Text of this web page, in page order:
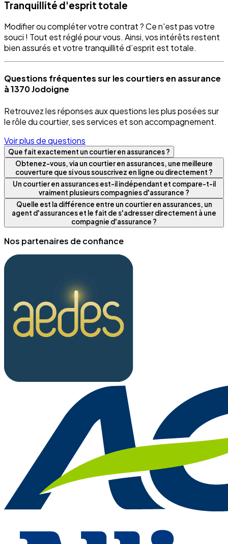
Tranquillité d'esprit totale
Modifier ou compléter votre contrat ? Ce n'est pas votre
souci ! Tout est réglé pour vous. Ainsi, vos intérêts restent
bien assurés et votre tranquillité d’esprit est totale.
Questions fréquentes sur les courtiers en assurance
à 1370 Jodoigne
Retrouvez les réponses aux questions les plus posées sur
le rôle du courtier, ses services et son accompagnement.
Voir plus de questions
Que fait exactement un courtier en assurances ?
Obtenez-vous, via un courtier en assurances, une meilleure
couverture que si vous souscrivez en ligne ou directement ?
Un courtier en assurances est-il indépendant et compare-t-il
vraiment plusieurs compagnies d'assurance ?
Quelle est la différence entre un courtier en assurances, un
agent d'assurances et le fait de s'adresser directement à une
compagnie d'assurance ?
Nos partenaires de confiance